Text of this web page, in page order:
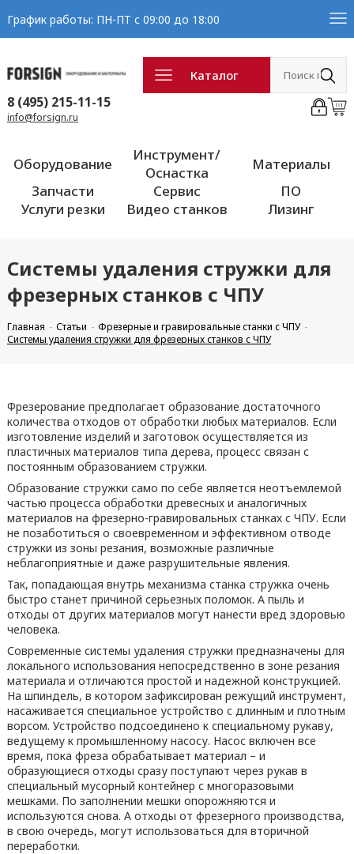
График работы: ПН-ПТ с 09:00 до 18:00
Каталог
8 (495) 215-11-15
info@forsign.ru
Оборудование
Инструмент/
Оснастка
Материалы
Запчасти
Сервис
ПО
Услуги резки
Видео станков Лизинг
Системы удаления стружки для
фрезерных станков с ЧПУ
Главная Статьи
Фрезерные и гравировальные станки с ЧПУ
Системы удаления стружки для фрезерных станков с ЧПУ
Фрезерование предполагает образование достаточного
количества отходов от обработки любых материалов. Если
изготовление изделий и заготовок осуществляется из
пластичных материалов типа дерева, процесс связан с
постоянным образованием стружки.
Образование стружки само по себе является неотъемлемой
частью процесса обработки древесных и аналогичных
материалов на фрезерно-гравировальных станках с ЧПУ. Если
не позаботиться о своевременном и эффективном отводе
стружки из зоны резания, возможные различные
неблагоприятные и даже разрушительные явления.
Так, попадающая внутрь механизма станка стружка очень
быстро станет причиной серьезных поломок. А пыль и
отходы от других материалов могут нанести вред здоровью
человека.
Современные системы удаления стружки предназначены для
локального использования непосредственно в зоне резания
материала и отличаются простой и надежной конструкцией.
На шпиндель, в котором зафиксирован режущий инструмент,
насаживается специальное устройство с длинным и плотным
ворсом. Устройство подсоединено к специальному рукаву,
ведущему к промышленному насосу. Насос включен все
время, пока фреза обрабатывает материал – и
образующиеся отходы сразу поступают через рукав в
специальный мусорный контейнер с многоразовыми
мешками. По заполнении мешки опорожняются и
используются снова. А отходы от фрезерного производства,
в свою очередь, могут использоваться для вторичной
переработки.